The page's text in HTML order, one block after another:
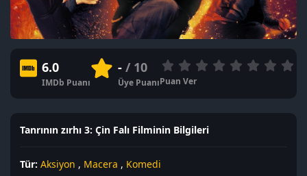
6.0
IMDb Puanı
-/ 10
Üye PuanıPuan Ver
Tanrının zırhı 3: Çin Falı Filminin Bilgileri
Tür: Aksiyon , Macera , Komedi